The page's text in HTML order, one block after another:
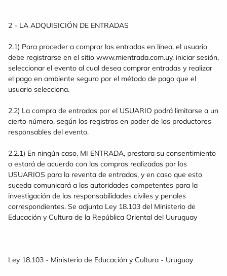
2 - LA ADQUISICIÓN DE ENTRADAS
2.1) Para proceder a comprar las entradas en línea, el usuario
debe registrarse en el sitio www.mientrada.com.uy, iniciar sesión,
seleccionar el evento al cual desea comprar entradas y realizar
el pago en ambiente seguro por el método de pago que el
usuario selecciona.
2.2) La compra de entradas por el USUARIO podrá limitarse a un
cierto número, según los registros en poder de los productores
responsables del evento.
2.2.1) En ningún caso, MI ENTRADA, prestara su consentimiento
o estará de acuerdo con las compras realizadas por los
USUARIOS para la reventa de entradas, y en caso que esto
suceda comunicará a las autoridades competentes para la
investigación de las responsabilidades civiles y penales
correspondientes. Se adjunta Ley 18.103 del Ministerio de
Educación y Cultura de la República Oriental del Uuruguay
Ley 18.103 - Ministerio de Educación y Cultura - Uruguay